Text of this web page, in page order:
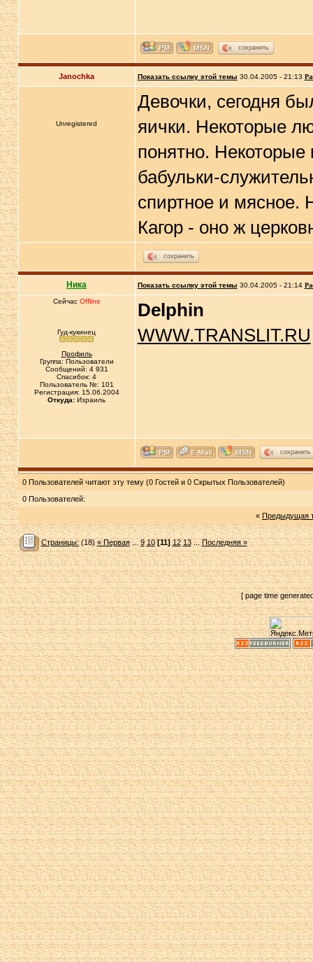
сохранить
Janochka Показать ссылку этой темы 30.04.2005 - 21:13
Unregistered
Девочки, сегодня
яички. Некоторые
понятно. Некоторые
бабульки-
спиртное и мясное.
Кагор - оно ж
сохранить
Ника Показать ссылку этой темы 30.04.2005 - 21:14
Сейчас Offline
Гуд-кукинец
Профиль
Группа: Пользователи
Сообщений: 4 931
Спасибок: 4
Пользователь №: 101
Регистрация: 15.06.2004
Откуда: Израиль
Delphin
WWW.TRANSLIT.RU
сохранить
0 Пользователей читают эту тему (0 Гостей и 0 Скрытых Пользователей)
0 Пользователей:
« Предыдущая
Страницы:(18)« Первая... 9 10 [11] 12 13...Последняя »
[ page time